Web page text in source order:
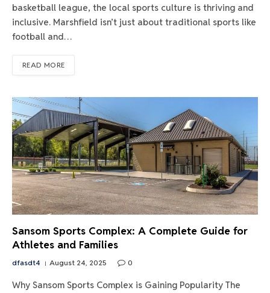
basketball league, the local sports culture is thriving and
inclusive. Marshfield isn’t just about traditional sports like
football and…
READ MORE
Sansom Sports Complex: A Complete Guide for
Athletes and Families
dfasdt4 August 24, 2025 0
Why Sansom Sports Complex is Gaining Popularity The